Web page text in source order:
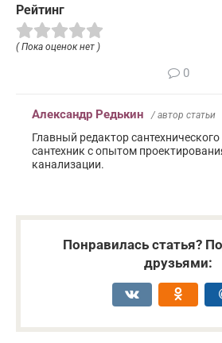
Рейтинг
( Пока оценок нет )
0
Александр Редькин / автор статьи
Главный редактор
сантехник с опытом
канализации.
Понравилась статья?
друзьями: